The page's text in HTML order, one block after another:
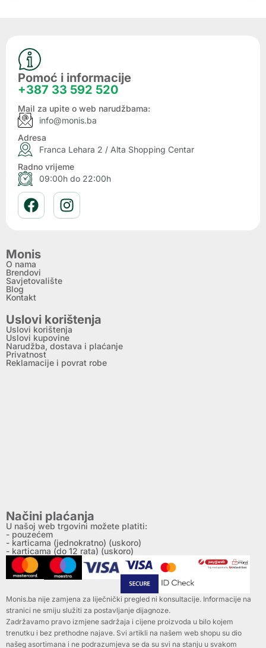
Pomoć i informacije
+387 33 592 520
Mail za upite o web narudžbama:
info@monis.ba
Adresa
Franca Lehara 2 / Alta Shopping Centar
Radno vrijeme
09:00h do 22:00h
Monis
O nama
Brendovi
Savjetovalište
Blog
Kontakt
Uslovi korištenja
Uslovi korištenja
Uslovi kupovine
Narudžba, dostava i plaćanje
Privatnost
Reklamacije i povrat robe
Načini plaćanja
U našoj web trgovini možete platiti:
- pouzećem
- karticama (jednokratno) (uskoro)
- karticama (do 12 rata) (uskoro)
Monis.ba nije zamjena za liječnički pregled ni konsultacije. Informacije na
stranici ne smiju služiti za postavljanje dijagnoze.
Zadržavamo pravo izmjene sadržaja i cijene proizvoda u bilo kojem
trenutku i bez prethodne najave. Svi artikli na našem web shopu su dio
našeg asortimana i ne podrazumjeva se da su svi na stanju u svakom